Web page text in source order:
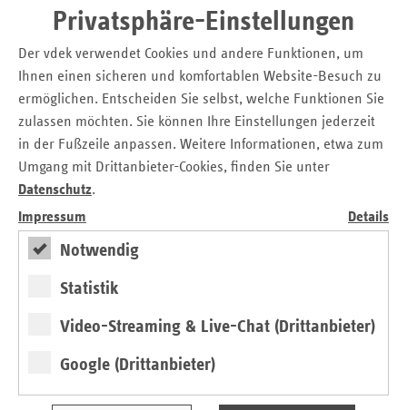
Privatsphäre-Einstellungen
Der vdek verwendet Cookies und andere Funktionen, um
Ihnen einen sicheren und komfortablen Website-Besuch zu
ermöglichen. Entscheiden Sie selbst, welche Funktionen Sie
zulassen möchten. Sie können Ihre Einstellungen jederzeit
in der Fußzeile anpassen. Weitere Informationen, etwa zum
Umgang mit Drittanbieter-Cookies, finden Sie unter
Datenschutz.
Impressum
Details
Notwendig
Statistik
Video-Streaming & Live-Chat (Drittanbieter)
Google (Drittanbieter)
Nebenabsprachen der Koalitionäre deuten darauf hin, dass
hier das letzte Wort noch nicht gesprochen ist. Sicher ist
allerdings schon jetzt, dass kein Versicherter einen höheren
Zusatzbeitrag zahlen muss, weil in seiner Kasse mehr
einkommensschwache Mitglieder versichert sind. Dafür soll
es einen vollständigen Einkommensausgleich geben, der
allerdings manipulationssicher gestaltet werden muss.
Mit dieser neuen Finanzarchitektur kann auch wieder ein
vernünftiger Preiswettbewerb zwischen den Krankenkassen
initiiert werden. Der pauschale Zusatzbeitrag hat für das
wettbewerbliche Handeln der Kassen die falschen Anreize
gesetzt. Die Vermeidung eines Zusatzbeitrages galt als
oberste Maxime und behinderte den Einsatz von
jetzt stärker das Handeln der Kassen prägen.
Qualität als wichtiges Kriterium
Besonderes Augenmerk widmen die Koalitionäre der